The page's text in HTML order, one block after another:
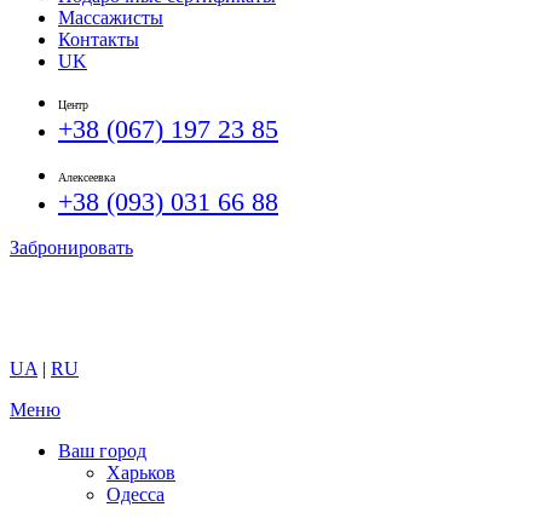
Массажисты
Контакты
UK
Центр
+38 (067) 197 23 85
Алексеевка
+38 (093) 031 66 88
Забронировать
UA | RU
Меню
Ваш город
Харьков
Одесса